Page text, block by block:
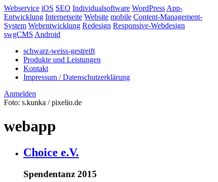
Webservice iOS SEO Individualsoftware WordPress App-
Entwicklung Internetseite Website mobile Content-Management-
System Webentwicklung Redesign Responsive-Webdesign
swgCMS Android
schwarz-weiss-gestreift
Produkte und Leistungen
Kontakt
Impressum / Datenschutzerklärung
Anmelden
Foto: s.kunka / pixelio.de
webapp
Choice e.V.
Spendentanz 2015